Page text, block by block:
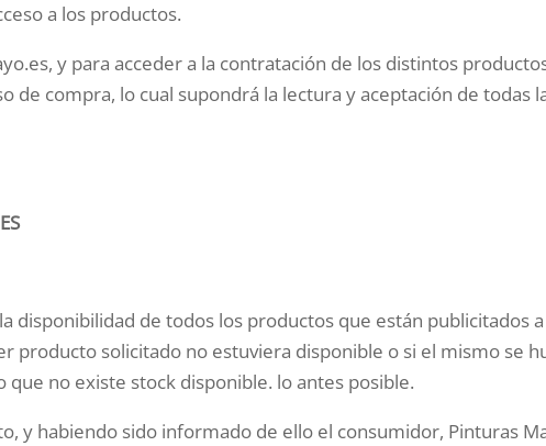
a los productos.
y para acceder a la contratación de los distintos
de compra, lo cual supondrá la lectura y aceptación de todas
disponibilidad de todos los productos que están publicitados
producto solicitado no estuviera disponible o si el mismo se
no existe stock disponible. lo antes posible.
y habiendo sido informado de ello el consumidor, Pinturas